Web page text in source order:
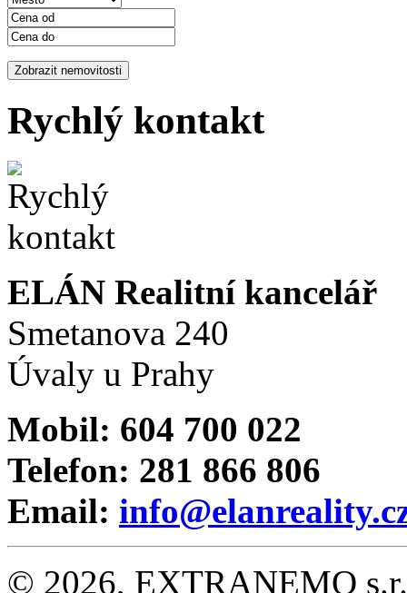
Rychlý kontakt
ELÁN Realitní kancelář
Smetanova 240
Úvaly u Prahy
Mobil: 604 700 022
Telefon: 281 866 806
Email:
© 2026, EXTRANEMO